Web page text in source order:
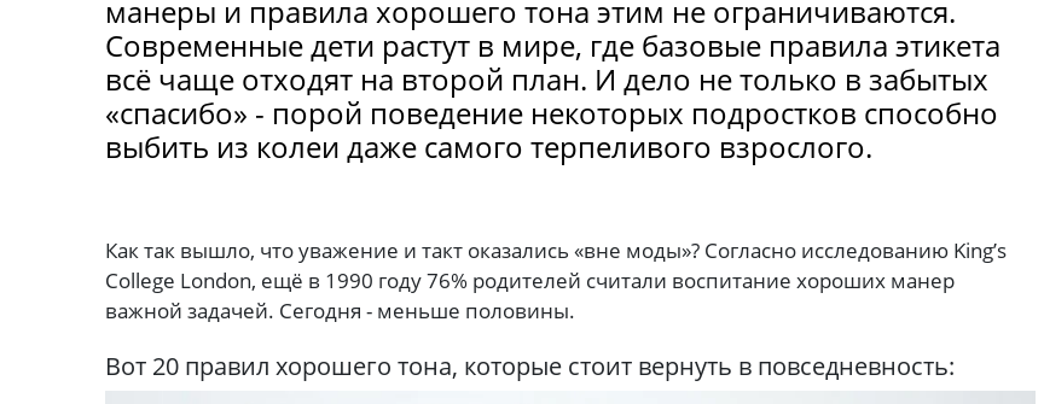
манеры и правила хорошего тона этим не ограничиваются.
Современные дети растут в мире, где базовые правила этикета
всё чаще отходят на второй план. И дело не только в забытых
«спасибо» - порой поведение некоторых подростков способно
выбить из колеи даже самого терпеливого взрослого.
Как так вышло, что уважение и такт оказались «вне моды»? Согласно исследованию King’s
College London, ещё в 1990 году 76% родителей считали воспитание хороших манер
важной задачей. Сегодня - меньше половины.
Вот 20 правил хорошего тона, которые стоит вернуть в повседневность: